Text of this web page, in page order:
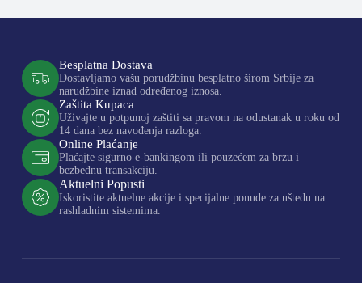
Besplatna Dostava
Dostavljamo vašu porudžbinu besplatno širom Srbije za
narudžbine iznad određenog iznosa.
Zaštita Kupaca
Uživajte u potpunoj zaštiti sa pravom na odustanak u roku od
14 dana bez navođenja razloga.
Online Plaćanje
Plaćajte sigurno e-bankingom ili pouzećem za brzu i
bezbednu transakciju.
Aktuelni Popusti
Iskoristite aktuelne akcije i specijalne ponude za uštedu na
rashladnim sistemima.